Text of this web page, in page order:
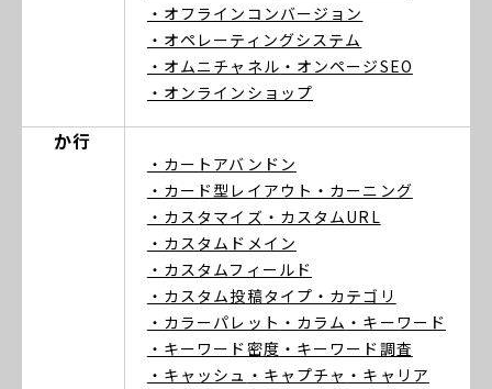
・オフラインコンバージョン
・オペレーティングシステム
・オムニチャネル ・オンページSEO
・オンラインショップ
か行
・カートアバンドン
・カード型レイアウト ・カーニング
・カスタマイズ ・カスタムURL
・カスタムドメイン
・カスタムフィールド
・カスタム投稿タイプ ・カテゴリ
・カラーパレット ・カラム ・キーワード
・キーワード密度 ・キーワード調査
・キャッシュ ・キャプチャ ・キャリア